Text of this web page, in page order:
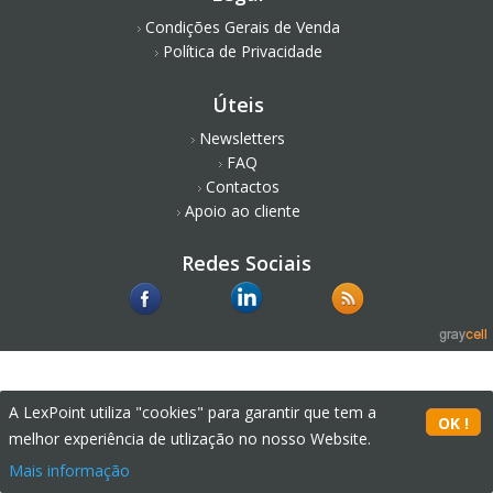
Condições Gerais de Venda
Política de Privacidade
Úteis
Newsletters
FAQ
Contactos
Apoio ao cliente
Redes Sociais
A LexPoint utiliza "cookies" para garantir que tem a
melhor experiência de utlização no nosso Website.
Mais informação